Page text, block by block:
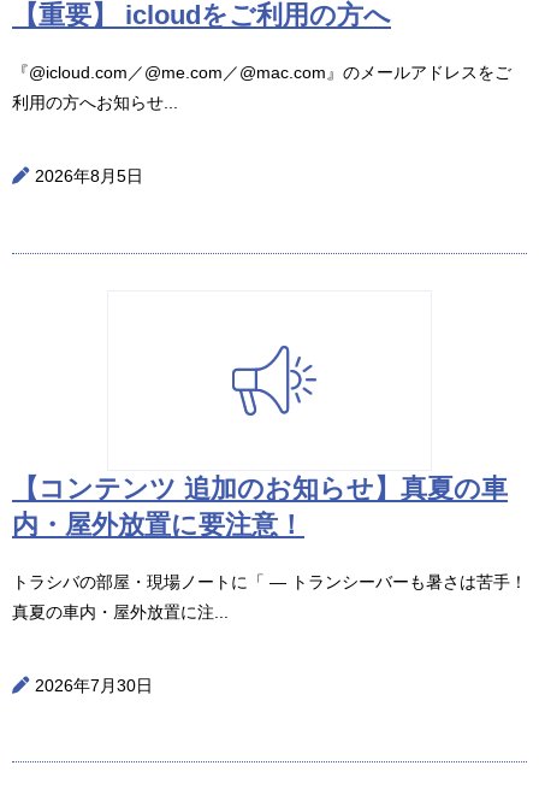
【重要】 icloudをご利用の方へ
『@icloud.com／@me.com／@mac.com』のメールアドレスをご
利用の方へお知らせ...
2026年8月5日
【コンテンツ 追加のお知らせ】真夏の車
内・屋外放置に要注意！
トラシバの部屋・現場ノートに「 ― トランシーバーも暑さは苦手！
真夏の車内・屋外放置に注...
2026年7月30日